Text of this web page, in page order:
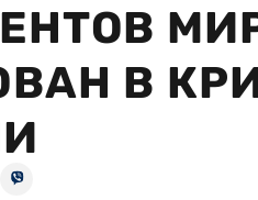
В